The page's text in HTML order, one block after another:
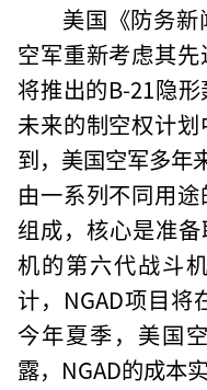
美国《防务
空军重新考虑其
将推出的B-21隐
未来的制空权计
到，美国空军多年
由一系列不同用
组成，核心是准
机的第六代战斗
计，NGAD项目将
今年夏季，美国
露，NGAD的成本